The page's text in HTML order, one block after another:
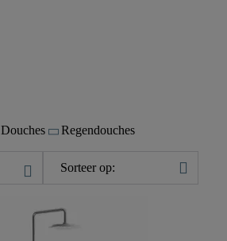
Douches Regendouches
Sorteer op: